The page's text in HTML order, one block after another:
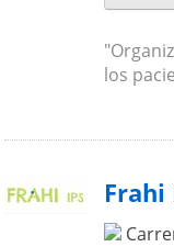
los
Frahi